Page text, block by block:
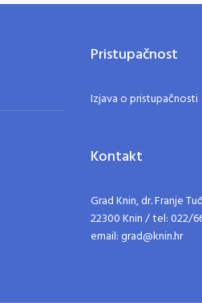
Pristupačnost
Izjava o pristupačnosti
Kontakt
Grad Knin, dr. Franje
22300 Knin / tel: 022/
email: grad@knin.hr